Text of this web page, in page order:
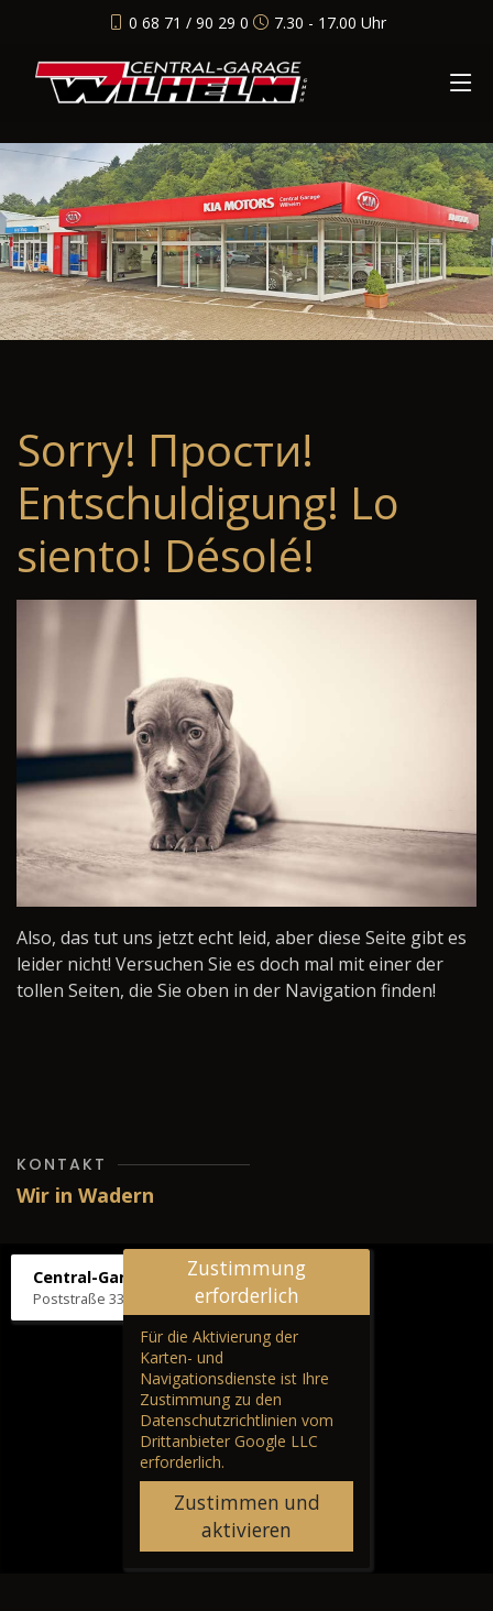
0 68 71 / 90 29 0 7.30 - 17.00 Uhr
Sorry! Прости!
Entschuldigung! Lo
siento! Désolé!
Also, das tut uns jetzt echt leid, aber diese Seite gibt es
leider nicht! Versuchen Sie es doch mal mit einer der
tollen Seiten, die Sie oben in der Navigation finden!
KONTAKT
Wir in Wadern
Central-Garage H. Wilhelm
Poststraße 33, 66687 Wadern
Zustimmung
erforderlich
Für die Aktivierung der
Karten- und
Navigationsdienste ist Ihre
Zustimmung zu den
Datenschutzrichtlinien vom
Drittanbieter Google LLC
erforderlich.
Zustimmen und
aktivieren